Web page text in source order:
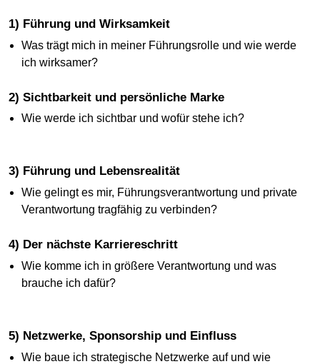
1) Führung und Wirksamkeit
Was trägt mich in meiner Führungsrolle und wie werde
ich wirksamer?
2) Sichtbarkeit und persönliche Marke
Wie werde ich sichtbar und wofür stehe ich?
3) Führung und Lebensrealität
Wie gelingt es mir, Führungsverantwortung und private
Verantwortung tragfähig zu verbinden?
4) Der nächste Karriereschritt
Wie komme ich in größere Verantwortung und was
brauche ich dafür?
5) Netzwerke, Sponsorship und Einfluss
Wie baue ich strategische Netzwerke auf und wie